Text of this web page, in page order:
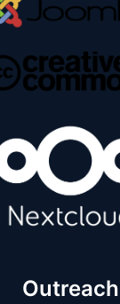
Outreach